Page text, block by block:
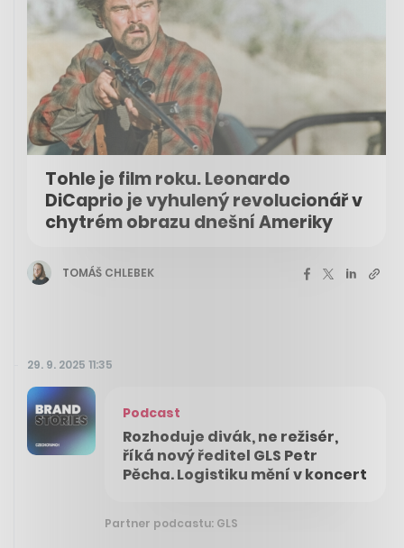
Tohle je film roku. Leonardo
DiCaprio je vyhulený revolucionář v
chytrém obrazu dnešní Ameriky
TOMÁŠ CHLEBEK
29. 9. 2025 11:35
Podcast
Rozhoduje divák, ne režisér,
říká nový ředitel GLS Petr
Pěcha. Logistiku mění v koncert
Partner podcastu: GLS